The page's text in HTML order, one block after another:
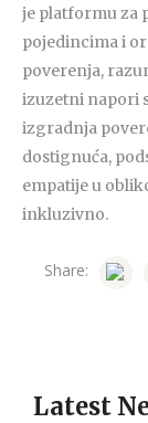
je platformu za
pojedincima i
poverenja,
izuzetni napori
izgradnja
dostignuća,
empatije u
inkluzivno.
Share:
Latest